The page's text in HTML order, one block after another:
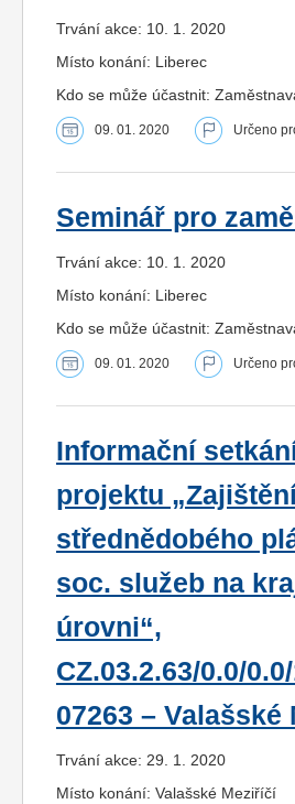
Trvání akce: 10. 1. 2020
Místo konání: Liberec
Kdo se může účastnit:
09. 01. 2020 Určeno
Seminář pro
Trvání akce: 10. 1. 2020
Místo konání: Liberec
Kdo se může účastnit:
09. 01. 2020 Určeno
Informační
projektu
střednědobého
soc. služeb na
úrovni“,
CZ.03.2.63/0.0/
07263 – Valašské
Trvání akce: 29. 1. 2020
Místo konání: Valašské Meziříčí